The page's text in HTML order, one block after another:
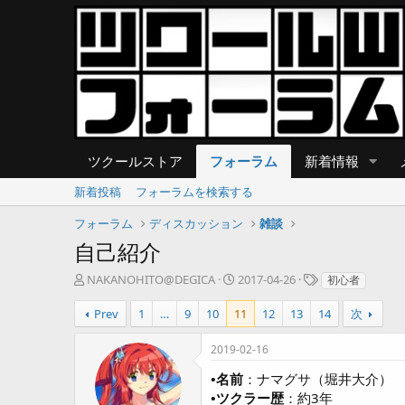
ツクールストア フォーラム 新着情報
新着投稿
フォーラムを検索する
フォーラム
ディスカッション 雑談
自己紹介
T
r
e
NAKANOHITO@DEGICA
開
日
2017-04-26
タ初心者
Prev 1 … 9 10 11 12 13 14 次
2019-02-16
•名前 ：ナマグサ（堀井大介）
•ツクラー歴 ：約3年